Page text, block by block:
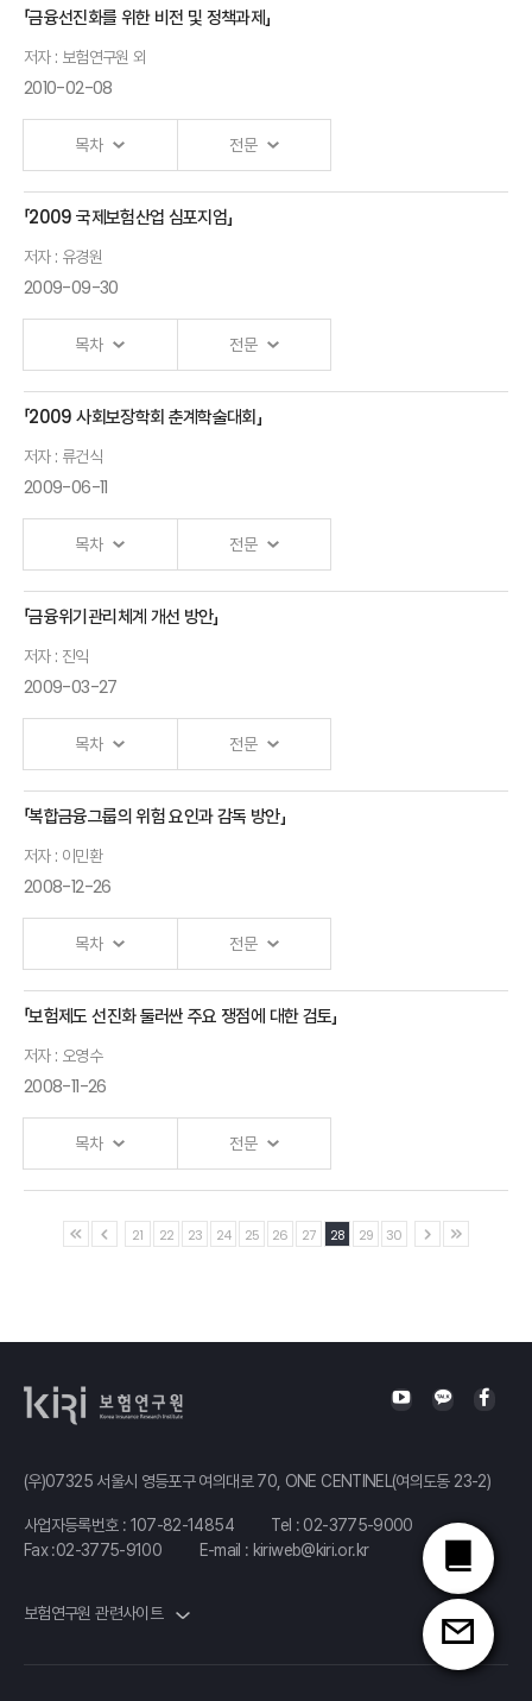
「금융선진화를 위한 비전 및 정책과제」
저자 : 보험연구원 외
2010-02-08
목차 전문
「2009 국제보험산업 심포지엄」
저자 : 유경원
2009-09-30
목차 전문
「2009 사회보장학회 춘계학술대회」
저자 : 류건식
2009-06-11
목차 전문
「금융위기관리체계 개선 방안」
저자 : 진익
2009-03-27
목차 전문
-금융보증 제도를 중심으로-
「복합금융그룹의 위험 요인과 감독 방안」
저자 : 이민환
2008-12-26
목차 전문
「보험제도 선진화 둘러싼 주요 쟁점에 대한 검토」
저자 : 오영수
2008-11-26
목차 전문
Ⅰ.「보험제도 선진화 둘러싼 주요 쟁점에 대한 검토」 발표자 :오영수
21 22 23 24 25 26 27 28 29 30
(우)07325 서울시 영등포구 여의대로 70, ONE CENTINEL(여의도동 23-2)
사업자등록번호 : 107-82-14854 Tel : 02-3775-9000
Fax :02-3775-9100
E-mail : kiriweb@kiri.or.kr
보험연구원 관련사이트